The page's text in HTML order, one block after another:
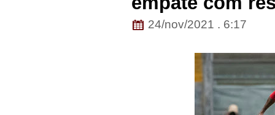
24/nov/2021 . 6:17